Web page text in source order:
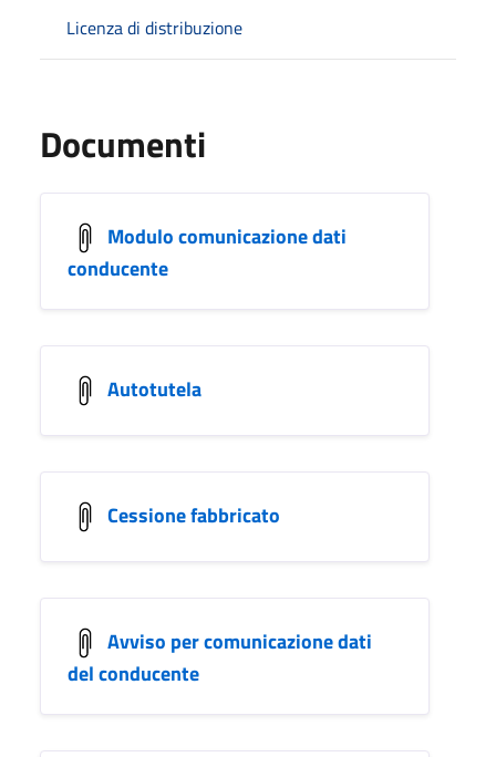
Licenza di distribuzione
Documenti
Modulo comunicazione dati
conducente
Autotutela
Cessione fabbricato
Avviso per comunicazione dati
del conducente